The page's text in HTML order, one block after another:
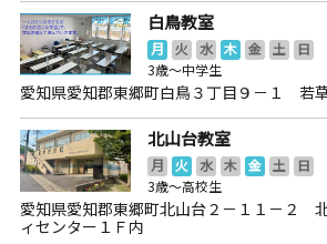
白鳥教室
月 火 水 木 金 土
日
3歳～中学生
愛知県愛知郡東郷町白鳥３丁目９－１ 若
北山台教室
月 火 水 木 金 土
日
3歳～高校生
愛知県愛知郡東郷町北山台２－１１－２
ィセンター１Ｆ内